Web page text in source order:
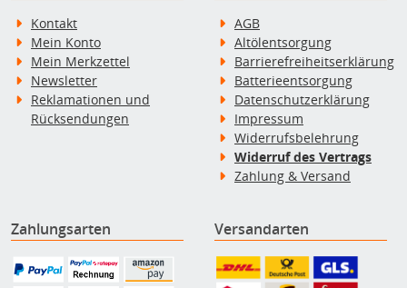
Kontakt
Mein Konto
Mein Merkzettel
Newsletter
Reklamationen und
Rücksendungen
AGB
Altölentsorgung
Barrierefreiheitserklärung
Batterieentsorgung
Datenschutzerklärung
Impressum
Widerrufsbelehrung
Widerruf des Vertrags
Zahlung & Versand
Zahlungsarten Versandarten